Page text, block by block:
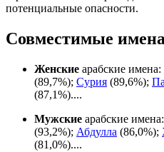
потенциальные опасности.
Совместимые
Женские арабские имена:
(89,7%); Сурия (89,6%);
(87,1%)....
Мужские арабские имена:
(93,2%); Абдулла (86,0%);
(81,0%)....